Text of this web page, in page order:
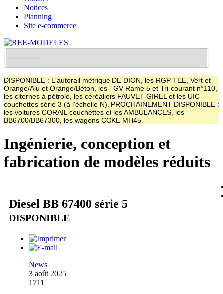
Notices
Planning
Site e-commerce
DISPONIBLE : L'autorail métrique DE DION, les RGP TEE, Vert et
Orange/Alu et Orange/Béton, les TGV Rame 5 et Tri-courant n°110,
les citernes à pétrole, les céréaliers FAUVET-GIREL et les UIC
couchettes série 3 (à l'échelle N). PROCHAINEMENT DISPONIBLE :
les voitures CORAIL couchettes et les AMBULANCES, les
BB6700/BB67300, les wagons COKE MH45
Ingénierie, conception et
fabrication de modèles réduits
Diesel BB 67400 série 5
DISPONIBLE
News
3 août 2025
1711